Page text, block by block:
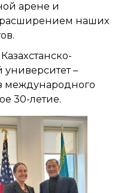
арене и
расширением наших
–
международного
30-летие.